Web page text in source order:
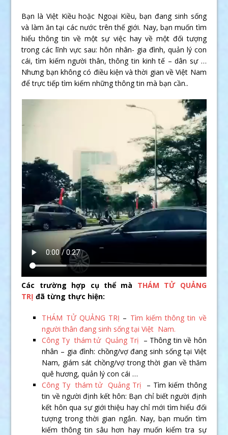
Bạn là Việt Kiều hoặc Ngoại Kiều, bạn đang sinh sống
và làm ăn tại các nước trên thế giới. Nay, bạn muốn tìm
hiểu thông tin về một sự việc hay về một đối tượng
trong các lĩnh vực sau: hôn nhân- gia đình, quản l‎ý con
cái, tìm kiếm người thân, thông tin kinh tế – dân sự …
Nhưng bạn không có điều kiện và thời gian về Việt Nam
để trực tiếp tìm kiếm những thông tin mà bạn cần..
Các trường hợp cụ thể mà THÁM TỬ QUẢNG
TRỊ đã từng thực hiện:
THÁM TỬ QUẢNG TRỊ – Tìm kiếm thông tin về
người thân đang sinh sống tại Việt Nam.
Công Ty thám tử Quảng Trị – Thông tin về hôn
nhân – gia đình: chồng/vợ đang sinh sống tại Việt
Nam, giám sát chồng/vợ trong thời gian về thăm
quê hương, quản l‎ý con cái …
Công Ty thám tử Quảng Trị
– Tìm kiếm thông
tin về người định kết hôn: Bạn chỉ biết người định
kết hôn qua sự giới thiệu hay chỉ mới tìm hiểu đối
tượng trong thời gian ngắn. Nay, bạn muốn tìm
kiếm thông tin sâu hơn hay muốn kiểm tra sự